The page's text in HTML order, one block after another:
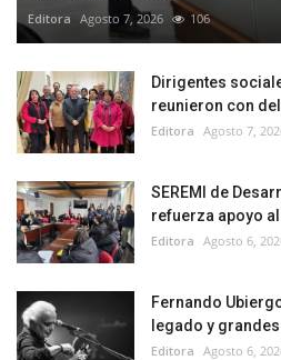
Editora Agosto 7, 2026 106
Dirigentes
reunieron con
Editora Agosto 7,
SEREMI de
refuerza apoyo
Editora Agosto 6,
Fernando
legado y
Editora Agosto 6,